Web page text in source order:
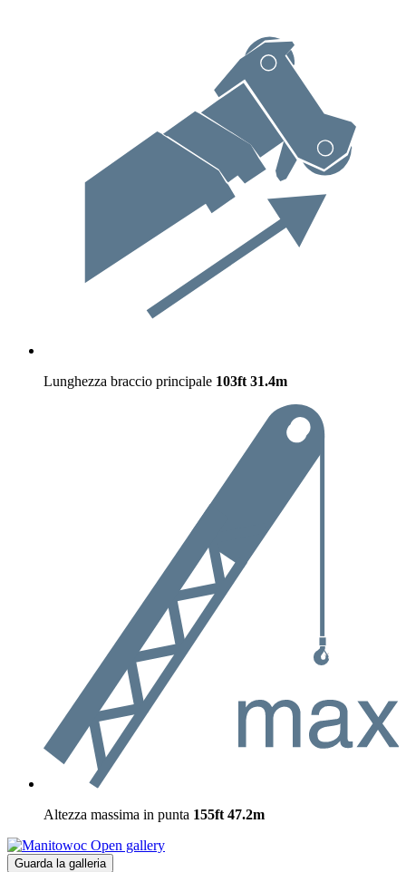
Lunghezza braccio principale 103ft 31.4m
Altezza massima in punta 155ft 47.2m
Open gallery
Guarda la galleria